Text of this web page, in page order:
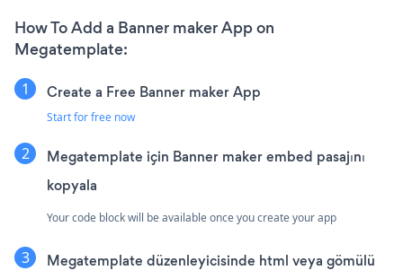
How To Add a Banner maker App on
Megatemplate:
Create a Free Banner maker App
Start for free now
Megatemplate için Banner maker embed pasajını
kopyala
Your code block will be available once you create your app
Megatemplate düzenleyicisinde html veya gömülü